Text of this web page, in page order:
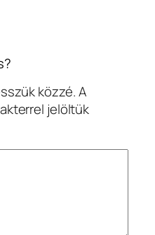
közzé.A
jelöltük